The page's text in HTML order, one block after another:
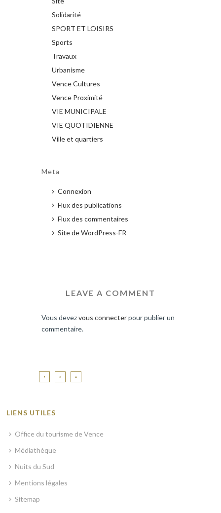
Solidarité
SPORT ET LOISIRS
Sports
Travaux
Urbanisme
Vence Cultures
Vence Proximité
VIE MUNICIPALE
VIE QUOTIDIENNE
Ville et quartiers
Meta
Connexion
Flux des publications
Flux des commentaires
Site de WordPress-FR
LEAVE A COMMENT
Vous devezvous connecterpour publier un
commentaire.
LIENS UTILES
Office du tourisme de Vence
Médiathèque
Nuits du Sud
Mentions légales
Sitemap